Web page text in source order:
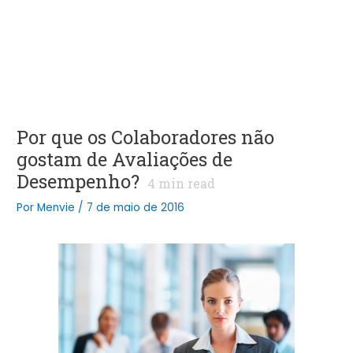
Por que os Colaboradores não
gostam de Avaliações de
Desempenho? 4 min read
PorMenvie / 7 de maio de 2016